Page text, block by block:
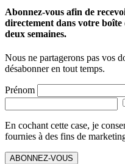
Abonnez-vous afin de
directement dans votre boîte
deux semaines.
Nous ne partagerons pas vos
désabonner en tout temps.
Prénom
En cochant cette case, je
fournies à des fins de
ABONNEZ-VOUS